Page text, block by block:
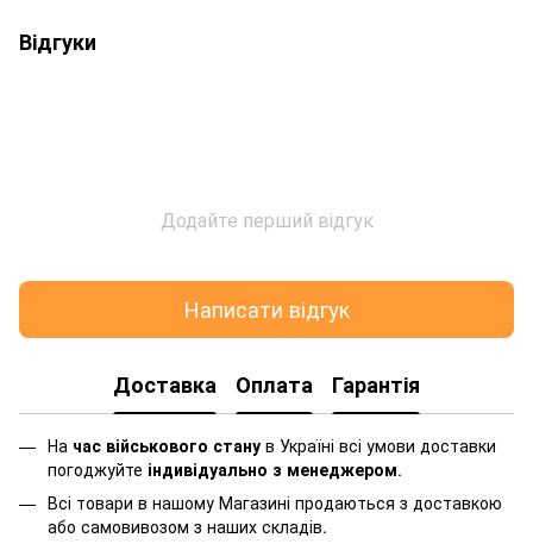
Відгуки
Додайте перший відгук
Написати відгук
Доставка Оплата Гарантія
На час військового стану в Україні всі умови доставки
погоджуйте індивідуально з менеджером.
Всі товари в нашому Магазині продаються з доставкою
або самовивозом з наших складів.